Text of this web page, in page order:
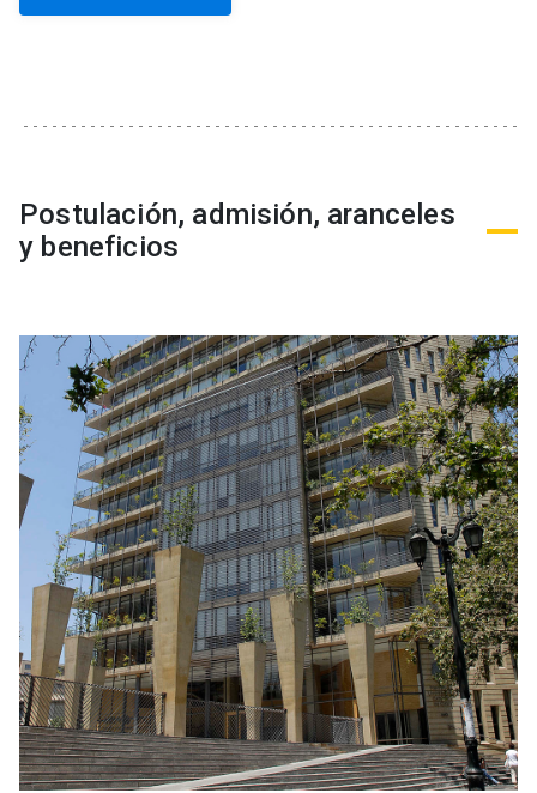
Postulación, admisión, aranceles
y beneficios